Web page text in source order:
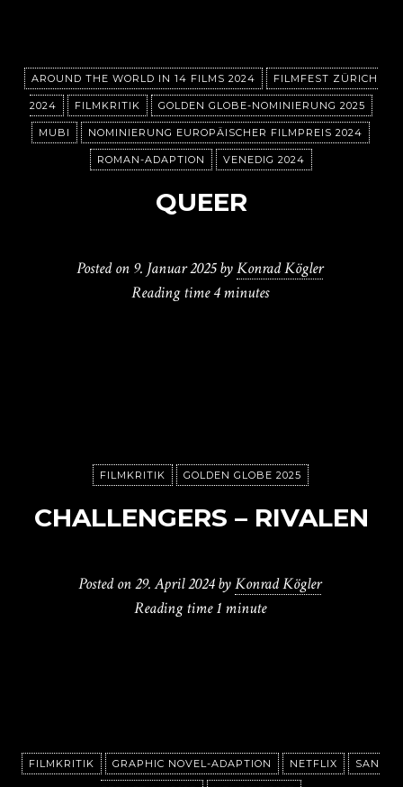
AROUND THE WORLD IN 14 FILMS 2024 FILMFEST ZÜRICH
2024 FILMKRITIK GOLDEN GLOBE-NOMINIERUNG 2025
MUBI NOMINIERUNG EUROPÄISCHER FILMPREIS 2024
ROMAN-ADAPTION VENEDIG 2024
QUEER
Posted on 9. Januar 2025 byKonrad Kögler
Reading time4 minutes
FILMKRITIK GOLDEN GLOBE 2025
CHALLENGERS – RIVALEN
Posted on29. April 2024 byKonrad Kögler
Reading time1 minute
FILMKRITIK GRAPHIC NOVEL-ADAPTION NETFLIX SAN